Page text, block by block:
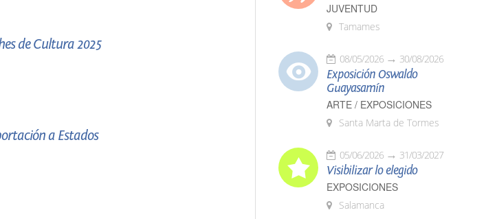
de Cultura 2025
a Estados
JUVENTUD
Tamames
08/05/2026 30/08/2026
Exposición Oswaldo
Guayasamín
ARTE / EXPOSICIONES
Santa Marta de Tormes
05/06/2026 31/03/2027
Visibilizar lo elegido
EXPOSICIONES
Salamanca